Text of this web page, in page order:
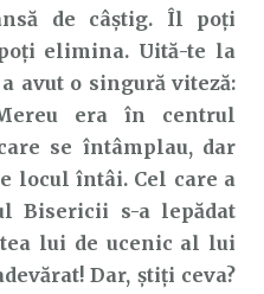
de câștig. Îl poți
elimina. Uită-te la
avut o singură viteză:
era în centrul
se întâmplau, dar
locul întâi. Cel care a
Bisericii s-a lepădat
lui de ucenic al lui
Dar, știți ceva?